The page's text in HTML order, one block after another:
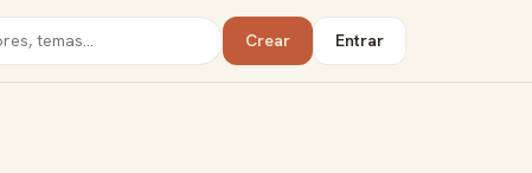
Crear Entrar